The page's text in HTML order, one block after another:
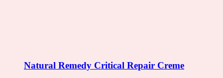
Natural Remedy Critical Repair Creme